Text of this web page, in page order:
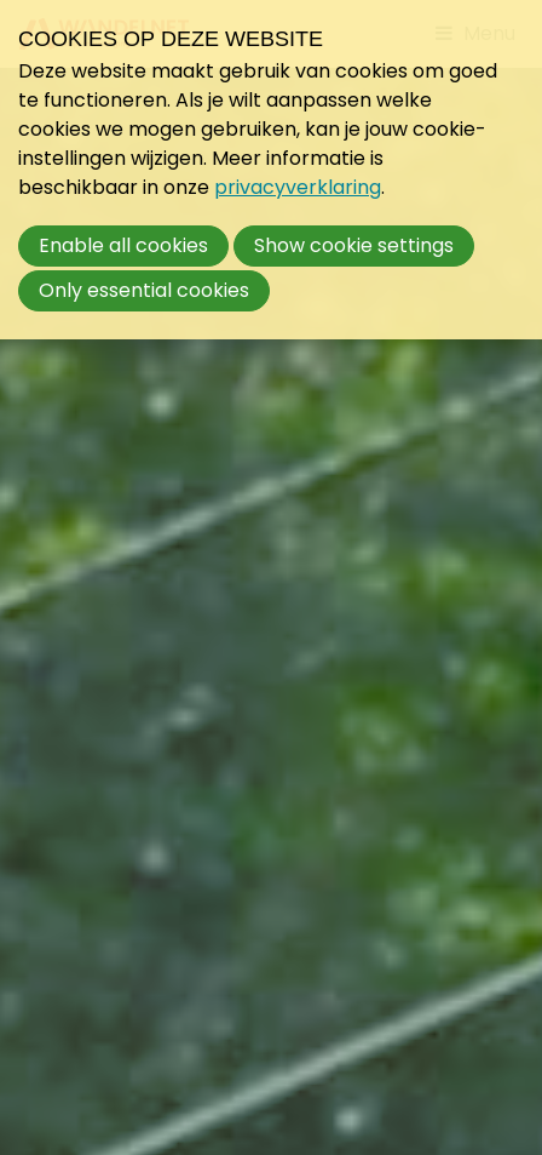
to
COOKIES OP DEZE WEBSITE
Deze website maakt gebruik van cookies om goed
te functioneren. Als je wilt aanpassen welke
cookies we mogen gebruiken, kan je jouw cookie-
instellingen wijzigen. Meer informatie is
beschikbaar in onze privacyverklaring.
Enable all cookies
Show cookie settings
Only essential cookies